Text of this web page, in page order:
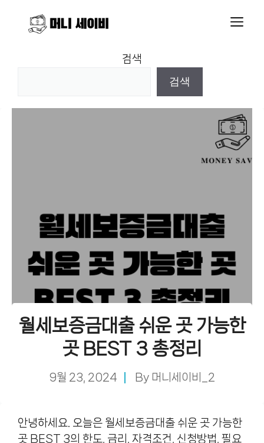
검색
검색
월세보증금대출 쉬운 곳 가능한
곳 BEST 3 총정리
9월 23, 2024 By 머니세이비_2
안녕하세요. 오늘은 월세보증금대출 쉬운 곳 가능한
곳 BEST 3의 한도, 금리, 자격조건, 신청방법, 필요